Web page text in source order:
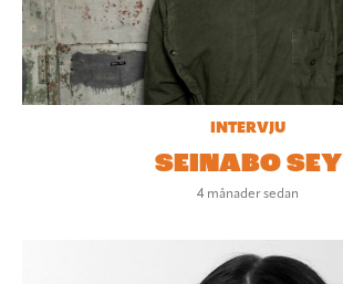
INTERVJU
SEINABO SEY
4 månader sedan